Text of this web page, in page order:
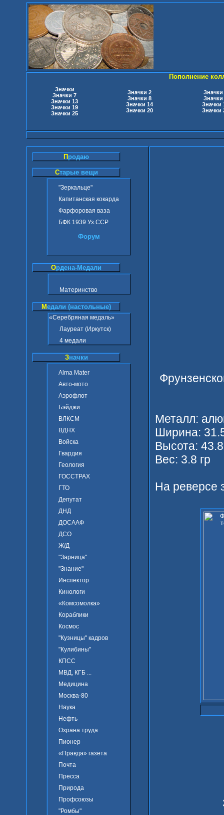
Пополнение
Значки
Значки 7
Значки 13
Значки 19
Значки 25
Значки 2
Значки 8
Значки 14
Значки 20
Значки
Значки
Значки
Значки
П родаю
Старые вещи
"Зеркальце"
Капитанская кокарда
Фарфоровая ваза
БФК 1939 Уз.ССР
Форум
Ордена-Медали
Материнство
Медали (настольные)
«Серебряная медаль»
Лауреат (Иркутск)
4 медали
Значки
Alma Mater
Авто-мото
Аэрофлот
Бэйджи
ВЛКСМ
ВДНХ
Войска
Гвардия
Геология
ГОССТРАХ
ГТО
Депутат
ДНД
ДОСААФ
ДСО
Ж/Д
"Зарница"
"Знание"
Инспектор
Кинологи
«Комсомолка»
Кораблики
Космос
"Кузницы" кадров
"Кулибины"
КПСС
МВД, КГБ ...
Медицина
Москва-80
Наука
Нефть
Охрана труда
Пионер
«Правда» газета
Почта
Пресса
Природа
Профсоюзы
"Ромбы"
Металл:
Ширина:
Высота:
Вес: 3.8 гр
На реверсе